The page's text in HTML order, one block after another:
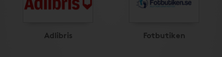
Adlibris Fotbutiken